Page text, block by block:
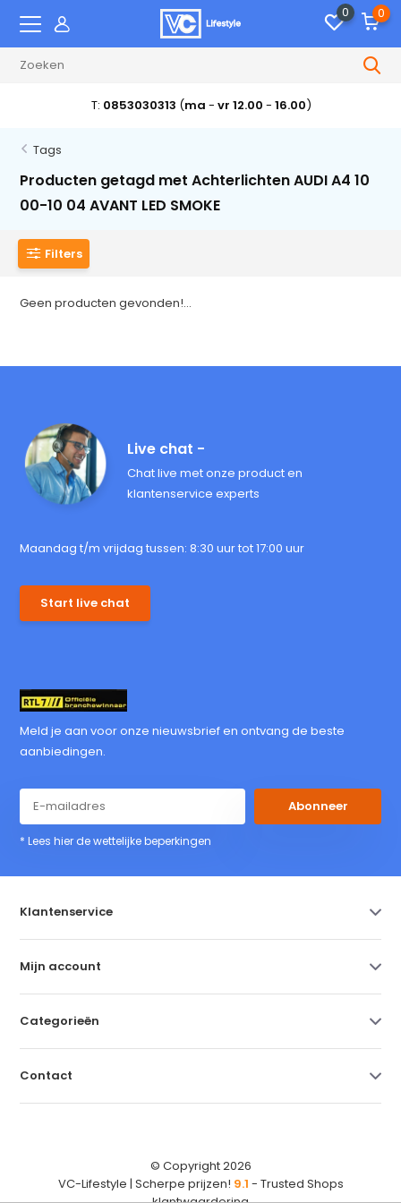
0 0
T: 0853030313 (ma - vr 12.00 - 16.00)
Tags
Producten getagd met Achterlichten AUDI A4 10
00-10 04 AVANT LED SMOKE
Filters
Geen producten gevonden!...
Live chat -
Chat live met onze product en
klantenservice experts
Maandag t/m vrijdag tussen: 8:30 uur tot 17:00 uur
Start live chat
Meld je aan voor onze nieuwsbrief en ontvang de beste
aanbiedingen.
Abonneer
* Lees hier de wettelijke beperkingen
Klantenservice
Mijn account
Categorieën
Contact
© Copyright 2026
VC-Lifestyle | Scherpe prijzen! 9.1 - Trusted Shops